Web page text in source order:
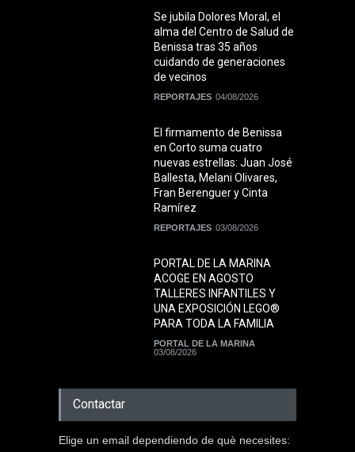
Se jubila Dolores Moral, el
alma del Centro de Salud de
Benissa tras 35 años
cuidando de generaciones
de vecinos
REPORTAJES 04/08/2026
El firmamento de Benissa
en Corto suma cuatro
nuevas estrellas: Juan José
Ballesta, Melani Olivares,
Fran Berenguer y Cinta
Ramírez
REPORTAJES 03/08/2026
PORTAL DE LA MARINA
ACOGE EN AGOSTO
TALLERES INFANTILES Y
UNA EXPOSICIÓN LEGO®
PARA TODA LA FAMILIA
PORTAL DE LA MARINA
03/08/2026
Contactar
Elige un email dependiendo de què necesites: